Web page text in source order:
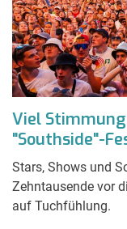
Viel
"Southside"-
Stars, Shows und
Zehntausende vor
auf Tuchfühlung.